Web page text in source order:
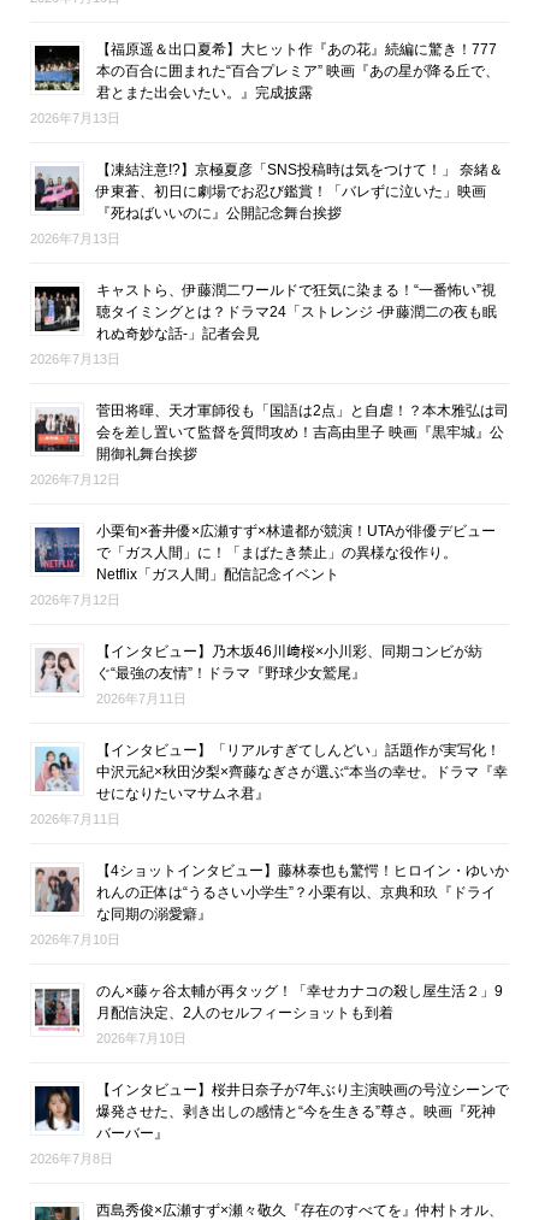
【福原遥＆出口夏希】大ヒット作『あの花』続編に驚き！777
本の百合に囲まれた“百合プレミア” 映画『あの星が降る丘で、
君とまた出会いたい。』完成披露
2026年7月13日
【凍結注意!?】京極夏彦「SNS投稿時は気をつけて！」 奈緒＆
伊東蒼、初日に劇場でお忍び鑑賞！「バレずに泣いた」映画
『死ねばいいのに』公開記念舞台挨拶
2026年7月13日
キャストら、伊藤潤二ワールドで狂気に染まる！“一番怖い”視
聴タイミングとは？ドラマ24「ストレンジ -伊藤潤二の夜も眠
れぬ奇妙な話-」記者会見
2026年7月13日
菅田将暉、天才軍師役も「国語は2点」と自虐！？本木雅弘は司
会を差し置いて監督を質問攻め！吉高由里子 映画『黒牢城』公
開御礼舞台挨拶
2026年7月12日
小栗旬×蒼井優×広瀬すず×林遣都が競演！UTAが俳優デビュー
で「ガス人間」に！「まばたき禁止」の異様な役作り。
Netflix「ガス人間」配信記念イベント
2026年7月12日
【インタビュー】乃木坂46川﨑桜×小川彩、同期コンビが紡
ぐ“最強の友情”！ドラマ『野球少女鷲尾』
2026年7月11日
【インタビュー】「リアルすぎてしんどい」話題作が実写化！
中沢元紀×秋田汐梨×齊藤なぎさが選ぶ“本当の幸せ。ドラマ『幸
せになりたいマサムネ君』
2026年7月11日
【4ショットインタビュー】藤林泰也も驚愕！ヒロイン・ゆいか
れんの正体は“うるさい小学生”？小栗有以、京典和玖『ドライ
な同期の溺愛癖』
2026年7月10日
のん×藤ヶ谷太輔が再タッグ！「幸せカナコの殺し屋生活２」9
月配信決定、2人のセルフィーショットも到着
2026年7月10日
【インタビュー】桜井日奈子が7年ぶり主演映画の号泣シーンで
爆発させた、剥き出しの感情と“今を生きる”尊さ。映画『死神
バーバー』
2026年7月8日
西島秀俊×広瀬すず×瀬々敬久『存在のすべてを』仲村トオル、